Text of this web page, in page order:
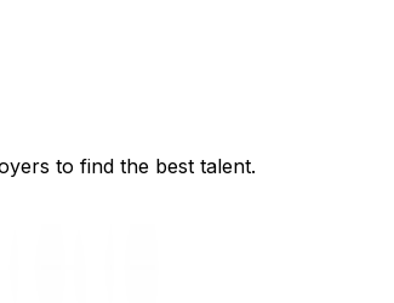
to find the best talent.